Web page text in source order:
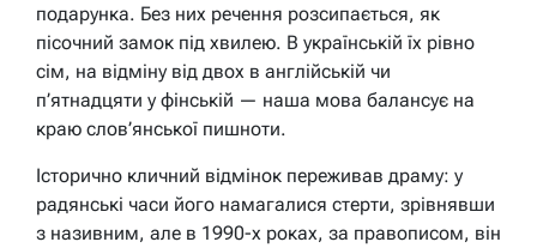
подарунка. Без них речення розсипається, як
пісочний замок під хвилею. В українській їх рівно
сім, на відміну від двох в англійській чи
п’ятнадцяти у фінській — наша мова балансує на
краю слов’янської пишноти.
Історично кличний відмінок переживав драму: у
радянські часи його намагалися стерти, зрівнявши
з називним, але в 1990-х роках, за правописом, він